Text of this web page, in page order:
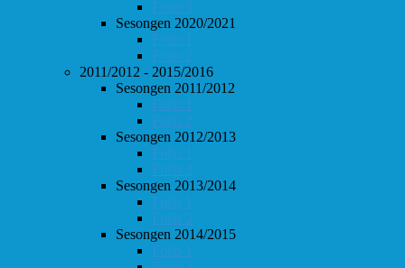
Follo 3
Sesongen 2020/2021
Follo 1
Follo 2
2011/2012 - 2015/2016
Sesongen 2011/2012
Follo 1
Follo 2
Sesongen 2012/2013
Follo 1
Follo 2
Sesongen 2013/2014
Follo 1
Follo 2
Sesongen 2014/2015
Follo 1